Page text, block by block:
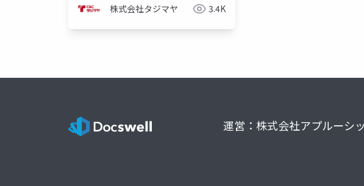
株式会社タジマヤ 3.4K
運営：株式会社アプルーシ